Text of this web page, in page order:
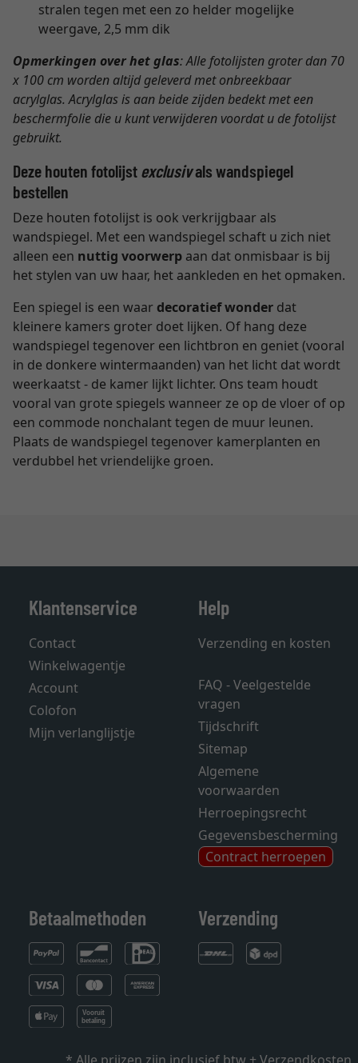
stralen tegen met een zo helder mogelijke
weergave, 2,5 mm dik
Opmerkingen over het glas: Alle fotolijsten groter dan 70
x 100 cm worden altijd geleverd met onbreekbaar
acrylglas. Acrylglas is aan beide zijden bedekt met een
beschermfolie die u kunt verwijderen voordat u de fotolijst
gebruikt.
Deze houten fotolijstexclusivals wandspiegel
bestellen
Deze houten fotolijst is ook verkrijgbaar als
wandspiegel. Met een wandspiegel schaft u zich niet
alleen een nuttig voorwerp aan dat onmisbaar is bij
het stylen van uw haar, het aankleden en het opmaken.
Een spiegel is een waardecoratief wonder dat
kleinere kamers groter doet lijken. Of hang deze
wandspiegel tegenover een lichtbron en geniet (vooral
in de donkere wintermaanden) van het licht dat wordt
weerkaatst - de kamer lijkt lichter. Ons team houdt
vooral van grote spiegels wanneer ze op de vloer of op
een commode nonchalant tegen de muur leunen.
Plaats de wandspiegel tegenover kamerplanten en
verdubbel het vriendelijke groen.
Klantenservice
Contact
Winkelwagentje
Account
Colofon
Mijn verlanglijstje
Help
Verzending en kosten
FAQ - Veelgestelde
vragen
Tijdschrift
Sitemap
Algemene
voorwaarden
Herroepingsrecht
Gegevensbescherming
Contract herroepen
Betaalmethoden Verzending